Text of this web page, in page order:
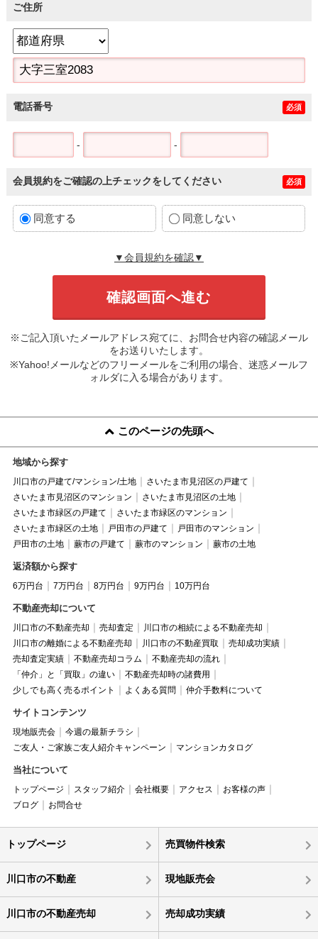
ご住所
電話番号 必須
- -
会員規約をご確認の上チェックをしてください 必須
同意する 同意しない
▼会員規約を確認▼
※ご記入頂いたメールアドレス宛てに、お問合せ内容の確認メール
をお送りいたします。
※Yahoo!メールなどのフリーメールをご利用の場合、迷惑メールフ
ォルダに入る場合があります。
このページの先頭へ
地域から探す
川口市の戸建て/マンション/土地
さいたま市見沼区の戸建て
さいたま市見沼区のマンション
さいたま市見沼区の土地
さいたま市緑区の戸建て
さいたま市緑区のマンション
さいたま市緑区の土地
戸田市の戸建て
戸田市のマンション
戸田市の土地
蕨市の戸建て 蕨市のマンション 蕨市の土地
返済額から探す
6万円台 7万円台 8万円台 9万円台 10万円台
不動産売却について
川口市の不動産売却 売却査定
川口市の相続による不動産売却
川口市の離婚による不動産売却
川口市の不動産買取
売却成功実績
売却査定実績
不動産売却コラム
不動産売却の流れ
「仲介」と「買取」の違い
不動産売却時の諸費用
少しでも高く売るポイント
よくある質問 仲介手数料について
サイトコンテンツ
現地販売会
今週の最新チラシ
ご友人・ご家族ご友人紹介キャンペーン
マンションカタログ
当社について
トップページ スタッフ紹介 会社概要 アクセス
お客様の声
ブログ
お問合せ
トップページ 売買物件検索
川口市の不動産 現地販売会
川口市の不動産売却 売却成功実績